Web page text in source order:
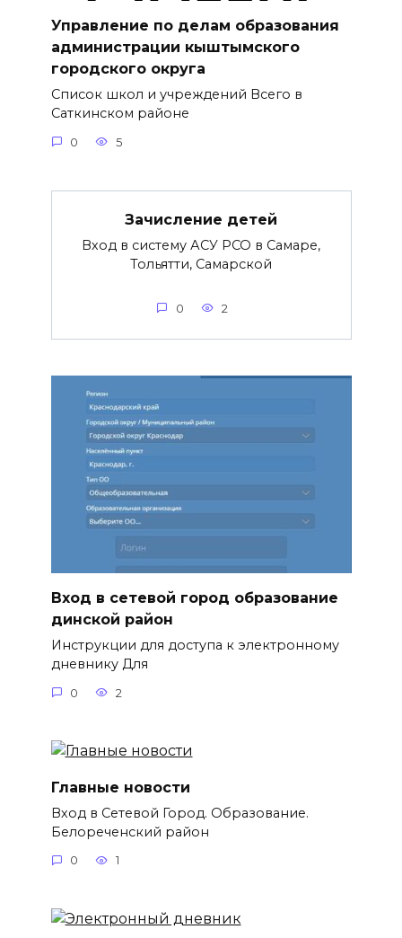
Управление по делам образования
администрации кыштымского
городского округа
Список школ и учреждений Всего в
Саткинском районе
0 5
Зачисление детей
Вход в систему АСУ РСО в Самаре,
Тольятти, Самарской
0 2
Вход в сетевой город образование
динской район
Инструкции для доступа к электронному
дневнику Для
0 2
Главные новости
Вход в Сетевой Город. Образование.
Белореченский район
0 1